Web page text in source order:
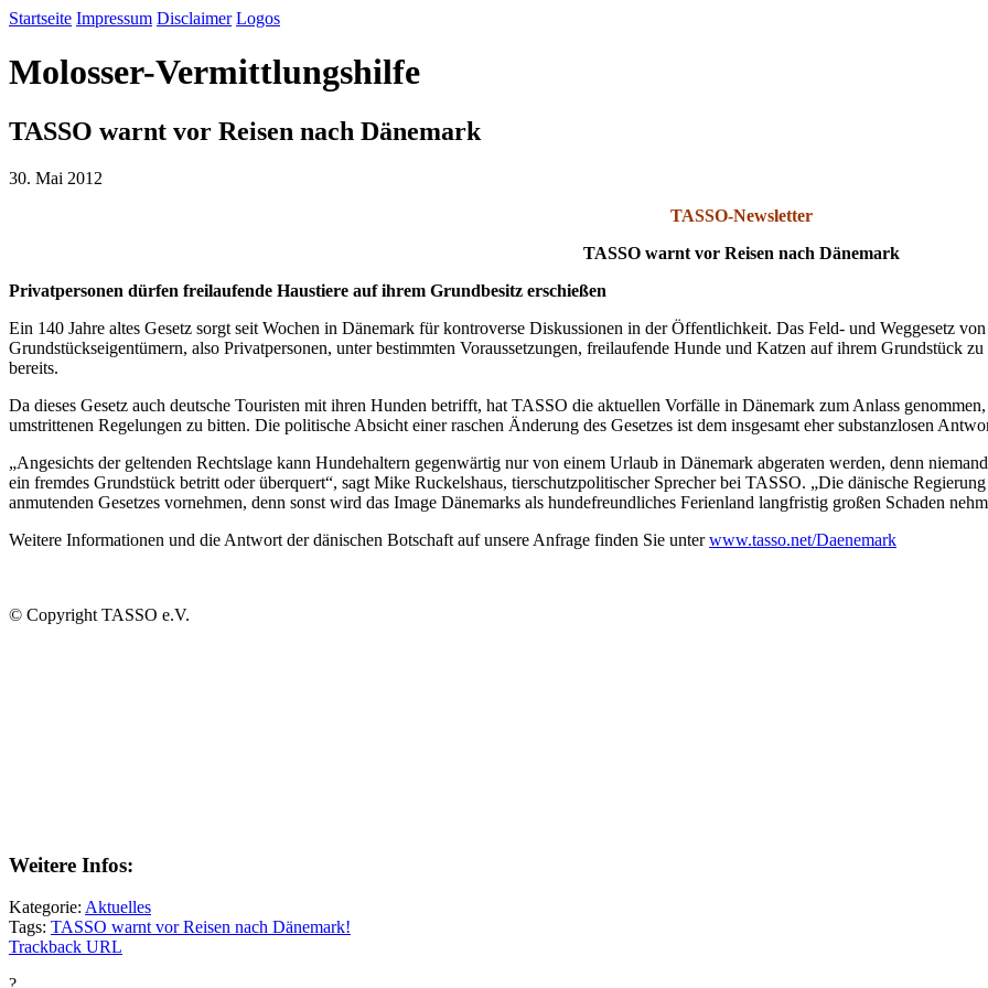
Startseite Impressum Disclaimer Logos
Molosser-Vermittlungshilfe
TASSO warnt vor Reisen nach Dänemark
30. Mai 2012
TASSO-Newsletter
TASSO warnt vor Reisen nach Dänemark
Privatpersonen dürfen freilaufende Haustiere auf ihrem Grundbesitz erschießen
Ein 140 Jahre altes Gesetz sorgt seit Wochen in Dänemark für kontroverse Diskussionen in der Öffentlichkeit. Das Feld- und Weggesetz
Grundstückseigentümern, also Privatpersonen, unter bestimmten Voraussetzungen, freilaufende Hunde und Katzen auf ihrem Grundstück
bereits.
Da dieses Gesetz auch deutsche Touristen mit ihren Hunden betrifft, hat TASSO die aktuellen Vorfälle in Dänemark zum Anlass
umstrittenen Regelungen zu bitten. Die politische Absicht einer raschen Änderung des Gesetzes ist dem insgesamt eher substanzlosen
„Angesichts der geltenden Rechtslage kann Hundehaltern gegenwärtig nur von einem Urlaub in Dänemark abgeraten werden, denn
ein fremdes Grundstück betritt oder überquert“, sagt Mike Ruckelshaus, tierschutzpolitischer Sprecher bei TASSO. „Die dänische
anmutenden Gesetzes vornehmen, denn sonst wird das Image Dänemarks als hundefreundliches Ferienland langfristig großen Schaden
Weitere Informationen und die Antwort der dänischen Botschaft auf unsere Anfrage finden Sie unterwww.tasso.net/Daenemark
© Copyright TASSO e.V.
Weitere Infos:
Kategorie: Aktuelles
Tags: TASSO warnt vor Reisen nach Dänemark!
Trackback URL